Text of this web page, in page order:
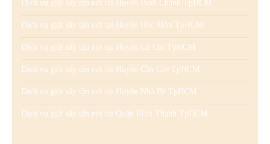
Dịch vụ giặt sấy tận nơi tại Huyện Bình Chánh TpHCM
Dịch vụ giặt sấy tận nơi tại Huyện Hóc Môn TpHCM
Dịch vụ giặt sấy tận nơi tại Huyện Củ Chi TpHCM
Dịch vụ giặt sấy tận nơi tại Huyện Cần Giờ TpHCM
Dịch vụ giặt sấy tận nơi tại Huyện Nhà Bè TpHCM
Dịch vụ giặt sấy tận nơi tại Quận Bình Thạnh TpHCM